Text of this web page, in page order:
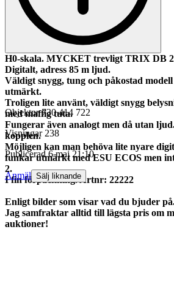
H0-skala. MYCKET trevligt TRIX DB
Digitalt, adress 85 m ljud.
Väldigt snygg, tung och påkostad
utmärkt.
Troligen lite använt, väldigt snygg
med maffig tuta.
Fungerar även analogt men då utan
kopplen.
Möjligen kan man behöva lite nyare
funkar utmärkt med ESU ECOS men
2.
I fin förpackning. Artnr: 22222
Enligt bilder som visar vad du bjuder
Jag samfraktar alltid till lägsta pris om
auktioner!
Objektnr 730 414 722
Visningar 238
Publicerad 6 maj 21:10
Anmäl Sälj liknande